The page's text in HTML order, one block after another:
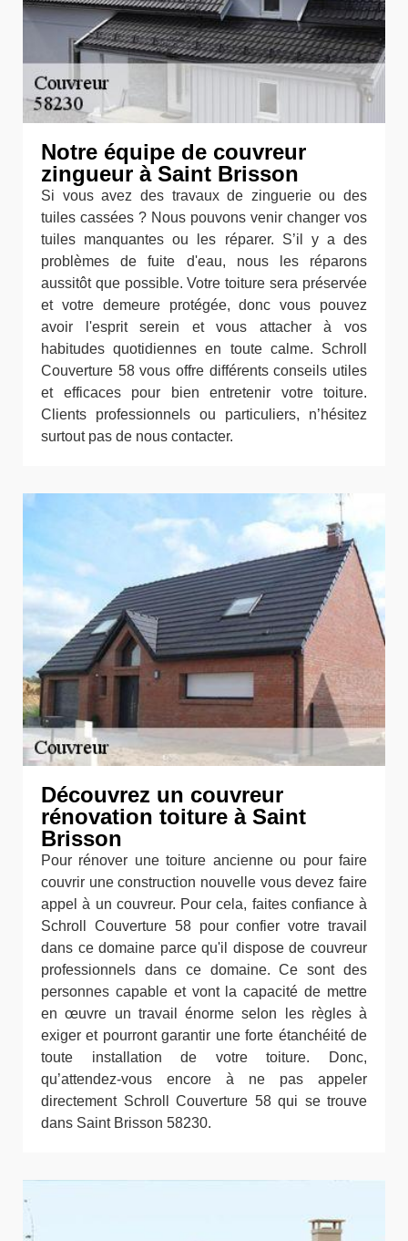
Notre équipe de couvreur
zingueur à Saint Brisson
Si vous avez des travaux de zinguerie ou des
tuiles cassées ? Nous pouvons venir changer vos
tuiles manquantes ou les réparer. S’il y a des
problèmes de fuite d'eau, nous les réparons
aussitôt que possible. Votre toiture sera préservée
et votre demeure protégée, donc vous pouvez
avoir l'esprit serein et vous attacher à vos
habitudes quotidiennes en toute calme. Schroll
Couverture 58 vous offre différents conseils utiles
et efficaces pour bien entretenir votre toiture.
Clients professionnels ou particuliers, n’hésitez
surtout pas de nous contacter.
Découvrez un couvreur
rénovation toiture à Saint
Brisson
Pour rénover une toiture ancienne ou pour faire
couvrir une construction nouvelle vous devez faire
appel à un couvreur. Pour cela, faites confiance à
Schroll Couverture 58 pour confier votre travail
dans ce domaine parce qu'il dispose de couvreur
professionnels dans ce domaine. Ce sont des
personnes capable et vont la capacité de mettre
en œuvre un travail énorme selon les règles à
exiger et pourront garantir une forte étanchéité de
toute installation de votre toiture. Donc,
qu’attendez-vous encore à ne pas appeler
directement Schroll Couverture 58 qui se trouve
dans Saint Brisson 58230.